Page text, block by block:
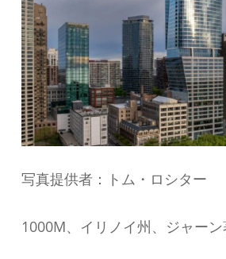
写真提供者：トム・ロシター
1000M、イリノイ州、ジャーン